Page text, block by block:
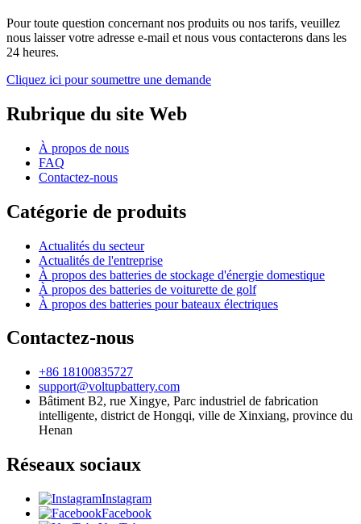
Pour toute question concernant nos produits ou nos tarifs, veuillez
nous laisser votre adresse e-mail et nous vous contacterons dans les
24 heures.
Cliquez ici pour soumettre une demande
Rubrique du site Web
À propos de nous
FAQ
Contactez-nous
Catégorie de produits
Actualités du secteur
Actualités de l'entreprise
À propos des batteries de stockage d'énergie domestique
À propos des batteries de voiturette de golf
À propos des batteries pour bateaux électriques
Contactez-nous
+86 18100835727
support@voltupbattery.com
Bâtiment B2, rue Xingye, Parc industriel de fabrication
intelligente, district de Hongqi, ville de Xinxiang, province du
Henan
Réseaux sociaux
Instagram
Facebook